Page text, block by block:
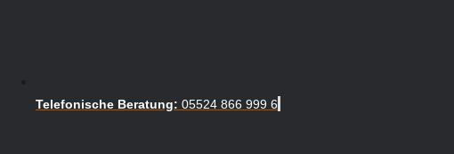
Telefonische Beratung: 05524 866 999 6